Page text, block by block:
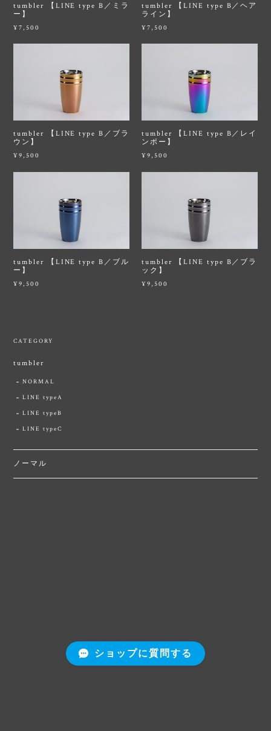
tumbler 【LINE type B／ミラ
ー】
¥7,500
tumbler 【LINE type B／ヘア
ライン】
¥7,500
tumbler 【LINE type B／ブラ
ウン】
¥9,500
tumbler 【LINE type B／レイ
ンボー】
¥9,500
tumbler 【LINE type B／ブル
ー】
¥9,500
tumbler 【LINE type B／ブラ
ック】
¥9,500
CATEGORY
tumbler
NORMAL
LINE typeA
LINE typeB
LINE typeC
ノーマル
ショップに質問する